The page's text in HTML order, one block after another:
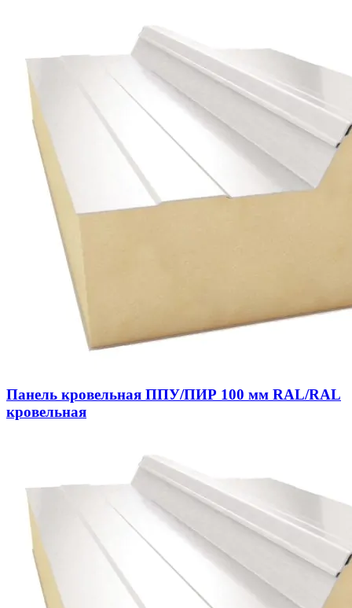
Панель кровельная ППУ/ПИР 100 мм RAL/RAL
кровельная